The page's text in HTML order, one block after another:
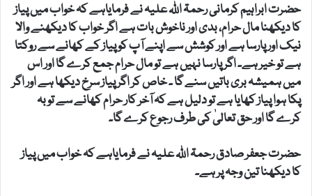
حضرت ابراہیم کرمانی رحمۃ اللہ علیہ نے فرمایاہے کہ خواب میں پیاز
کا دیکھنا مال حرام، بدی اور ناخوش بات ہے اگر خواب کا دیکھنے والا
نیک اور پارسا ہے اور کوشش سے اپنے آپ کو پیاز کے کھانے سے روکتا
ہے تو خیر ہے۔ اگر پارسا نہیں ہے تو مال حرام جمع کرے گا اور اس
میں ہمیشہ بری باتیں سنے گا ۔ خاص کر اگر پیاز سرخ دیکھا ہے اور اگر
پکا ہوا پیاز کھایا ہے تو دلیل ہے کہ آخر کار حرام کھانے سے توبہ
کرے گا اور حق تعالیٰ کی طرف رجوع کرے گا۔
حضرت جعفر صادق رحمۃ اللہ علیہ نے فرمایاہے کہ خواب میں پیاز
کا دیکھنا تین وجہ پر ہے۔